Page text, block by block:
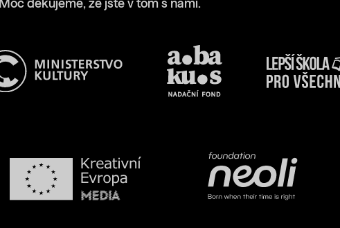
Moc děkujeme, že jste v tom s námi.